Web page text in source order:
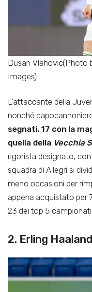
Dusan Vlahovic(Photo
Images)
L’attaccante della
nonché
segnati, 17 con la
quella della Vecchia
rigorista designato,
squadra di Allegri si
meno occasioni per
appena acquistato per
23 dei top 5 campionati
2. Erling Haaland